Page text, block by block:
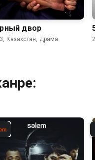
двор
Казахстан, Драма